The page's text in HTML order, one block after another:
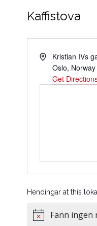
Kaffistova
AddressKristian IVs
Oslo, Norway
Get
Hendingar at this
NoticeFann ingen